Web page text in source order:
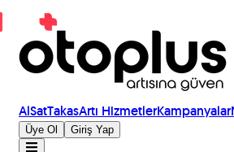
AlSatTakasArtı HizmetlerKampanyalar
Üye Ol Giriş Yap